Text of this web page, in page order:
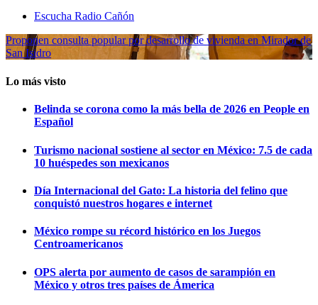
Escucha Radio Cañón
Proponen consulta popular por desarrollo de vivienda en Mirador de
San Isidro
Lo más visto
Belinda se corona como la más bella de 2026 en People en
Español
Turismo nacional sostiene al sector en México: 7.5 de cada
10 huéspedes son mexicanos
Día Internacional del Gato: La historia del felino que
conquistó nuestros hogares e internet
México rompe su récord histórico en los Juegos
Centroamericanos
OPS alerta por aumento de casos de sarampión en
México y otros tres países de Ámerica